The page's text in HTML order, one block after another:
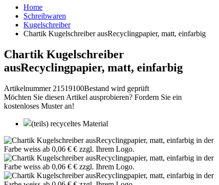
Home
Schreibwaren
Kugelschreiber
Chartik Kugelschreiber ausRecyclingpapier, matt, einfarbig
Chartik Kugelschreiber
ausRecyclingpapier, matt, einfarbig
Artikelnummer 21519100Bestand wird geprüft
Möchten Sie diesen Artikel ausprobieren? Fordern Sie ein
kostenloses Muster an!
(teils) recyceltes Material